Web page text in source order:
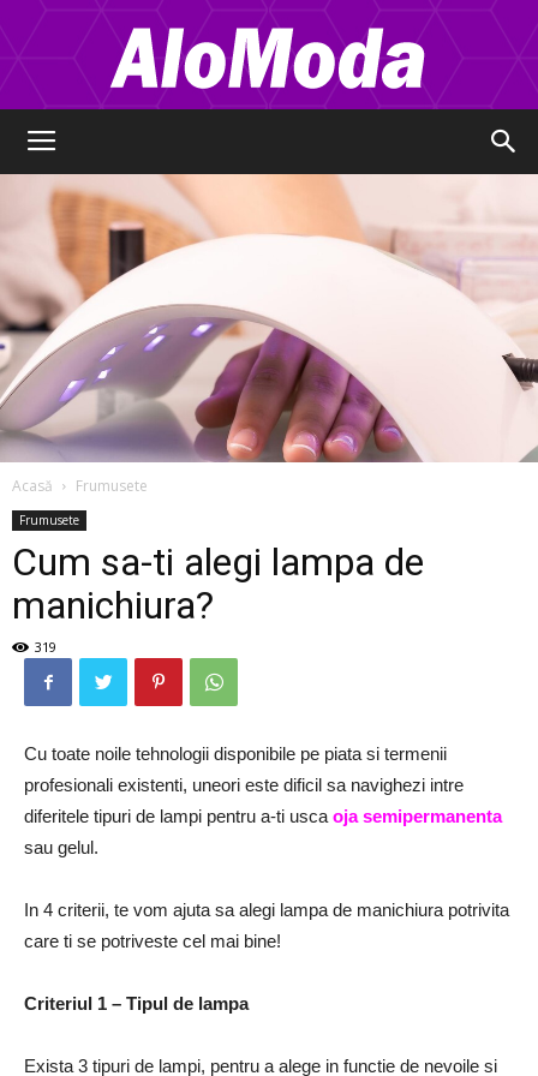
Acasă Frumusete
Frumusete
Cum sa-ti alegi lampa de
manichiura?
319
Cu toate noile tehnologii disponibile pe piata si termenii
profesionali existenti, uneori este dificil sa navighezi intre
diferitele tipuri de lampi pentru a-ti usca oja semipermanenta
sau gelul.
In 4 criterii, te vom ajuta sa alegi lampa de manichiura potrivita
care ti se potriveste cel mai bine!
Criteriul 1 – Tipul de lampa
Exista 3 tipuri de lampi, pentru a alege in functie de nevoile si